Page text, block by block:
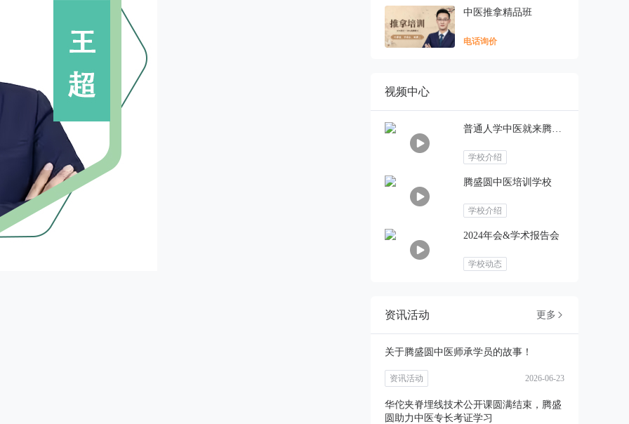
中医推拿精品班
电话询价
视频中心
普通人学中医就来腾盛圆中医培训学校
学校介绍
腾盛圆中医培训学校
学校介绍
2024年会&学术报告会
学校动态
资讯活动 更多 
关于腾盛圆中医师承学员的故事！
资讯活动 2026-06-23
华佗夹脊埋线技术公开课圆满结束，腾盛
圆助力中医专长考证学习